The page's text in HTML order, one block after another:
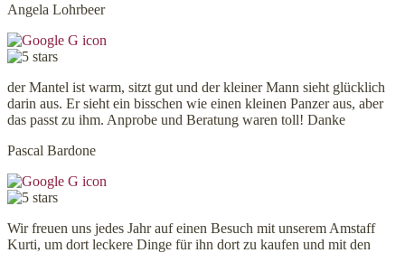
Angela Lohrbeer
der Mantel ist warm, sitzt gut und der kleiner Mann sieht glücklich
darin aus. Er sieht ein bisschen wie einen kleinen Panzer aus, aber
das passt zu ihm. Anprobe und Beratung waren toll! Danke
Pascal Bardone
Wir freuen uns jedes Jahr auf einen Besuch mit unserem Amstaff
Kurti, um dort leckere Dinge für ihn dort zu kaufen und mit den